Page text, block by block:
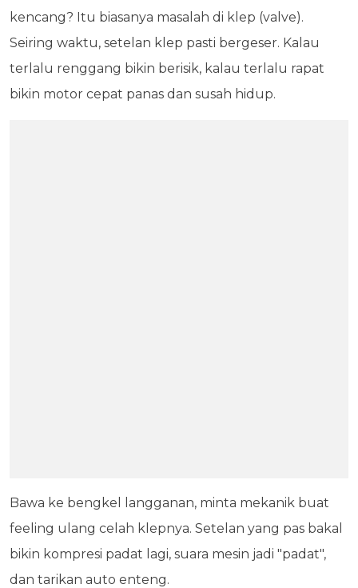
kencang? Itu biasanya masalah di klep (valve).
Seiring waktu, setelan klep pasti bergeser. Kalau
terlalu renggang bikin berisik, kalau terlalu rapat
bikin motor cepat panas dan susah hidup.
Bawa ke bengkel langganan, minta mekanik buat
feeling ulang celah klepnya. Setelan yang pas bakal
bikin kompresi padat lagi, suara mesin jadi "padat",
dan tarikan auto enteng.